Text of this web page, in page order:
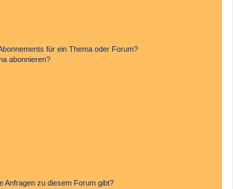
für ein Thema oder Forum?
abonnieren?
Anfragen zu diesem Forum gibt?